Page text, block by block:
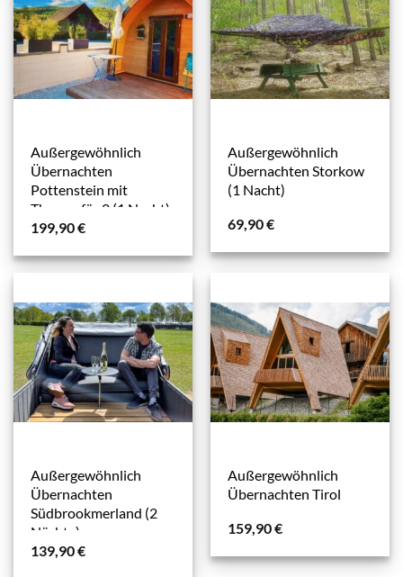
Außergewöhnlich
Übernachten
Pottenstein mit
Therme für 2 (1 Nacht)
199,90€
Außergewöhnlich
Übernachten Storkow
(1 Nacht)
69,90€
Außergewöhnlich
Übernachten
Südbrookmerland (2
Nächte)
139,90€
Außergewöhnlich
Übernachten Tirol
159,90€